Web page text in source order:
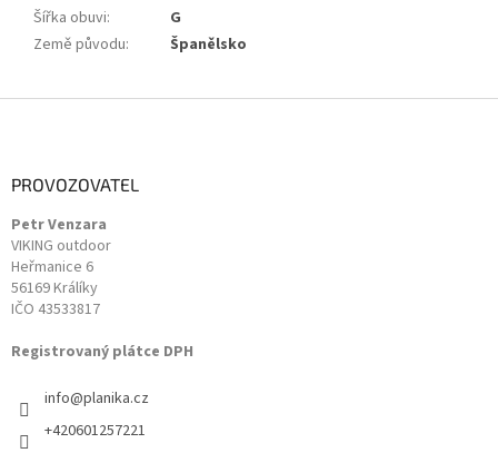
Šířka obuvi:
G
Země původu: Španělsko
PROVOZOVATEL
Petr Venzara
VIKING outdoor
Heřmanice 6
56169 Králíky
IČO 43533817
Registrovaný plátce DPH
info@planika.cz
+420601257221